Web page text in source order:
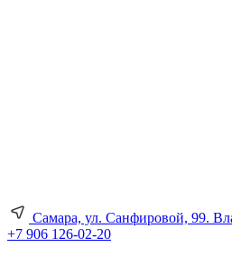
Самара, ул. Санфировой, 99.
+7 906 126-02-20